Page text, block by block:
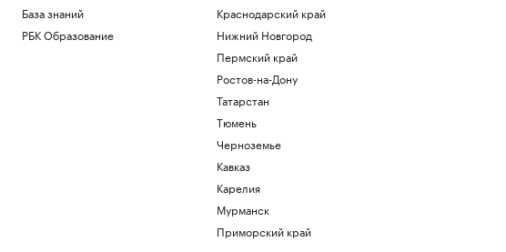
База знаний
РБК Образование
Краснодарский край
Нижний Новгород
Пермский край
Ростов-на-Дону
Татарстан
Тюмень
Черноземье
Кавказ
Карелия
Мурманск
Приморский край